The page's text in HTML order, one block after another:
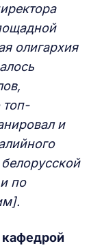
олигархия
топ-
и
по